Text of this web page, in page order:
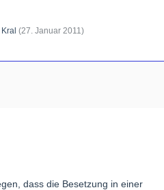
(27. Januar 2011 )
dass die Besetzung in einer